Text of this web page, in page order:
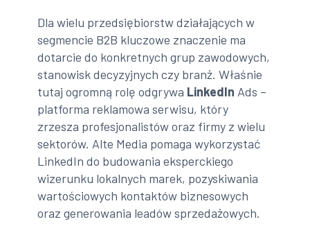
Dla wielu przedsiębiorstw działających w
segmencie B2B kluczowe znaczenie ma
dotarcie do konkretnych grup zawodowych,
stanowisk decyzyjnych czy branż. Właśnie
tutaj ogromną rolę odgrywa LinkedIn Ads –
platforma reklamowa serwisu, który
zrzesza profesjonalistów oraz firmy z wielu
sektorów. Alte Media pomaga wykorzystać
LinkedIn do budowania eksperckiego
wizerunku lokalnych marek, pozyskiwania
wartościowych kontaktów biznesowych
oraz generowania leadów sprzedażowych.